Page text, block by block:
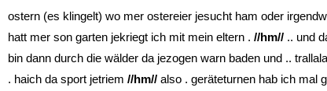
ostern (es klingelt) wo mer ostereier jesucht ham oder
hatt mer son garten jekriegt ich mit mein eltern . //hm// .. und
bin dann durch die wälder da jezogen warn baden und ..
. haich da sport jetriem //hm// also . geräteturnen hab ich mal